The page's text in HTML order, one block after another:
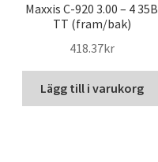
Maxxis C-920 3.00 – 4 35B
TT (fram/bak)
418.37kr
Lägg till i varukorg